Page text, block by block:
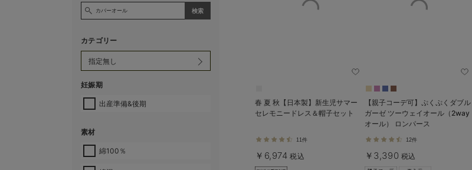
カテゴリー
妊娠期
出産準備&後期
素材
綿100％
春 夏 秋【日本製】新生児サマー
セレモニードレス＆帽子セット
11件
￥6,974 税込
【親子コーデ可】ぷくぷくダブル
ガーゼ ツーウェイオール（2way
オール） ロンパース
12件
￥3,390 税込